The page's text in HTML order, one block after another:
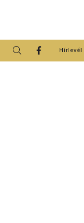
Hírlevél